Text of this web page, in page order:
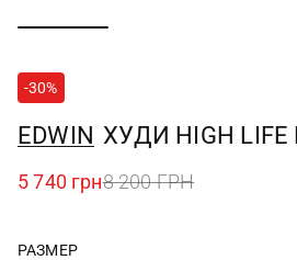
-30%
EDWIN ХУДИ HIGH LIFE
5 740 грн8 200 ГРН
РАЗМЕР